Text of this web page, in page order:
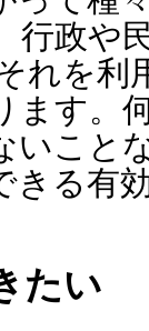
行政や
れを利
ます。
いこと
きる有
たい